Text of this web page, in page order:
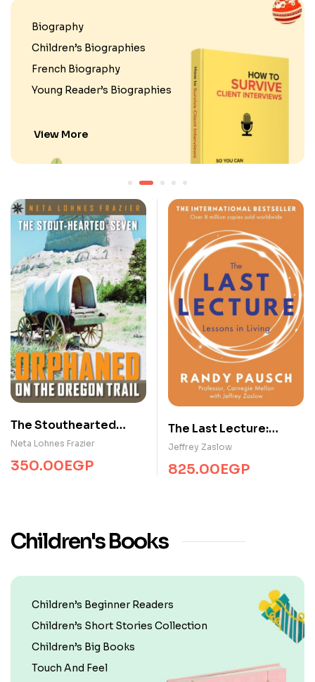
Biography
Children’s Biographies
French Biography
Young Reader’s Biographies
View More
The Stouthearted
Seven Orphaned on
the Oregon Trail
Neta Lohnes Frazier
350.00EGP
The Last Lecture:
Lessons in Living
Jeffrey Zaslow
825.00EGP
Children's Books
Children’s Beginner Readers
Children’s Short Stories Collection
Children’s Big Books
Touch And Feel